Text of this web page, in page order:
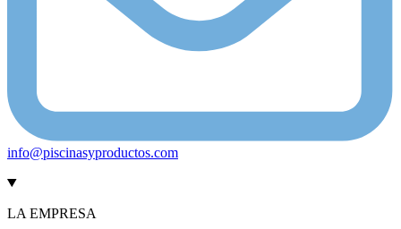
info@piscinasyproductos.com
LA EMPRESA